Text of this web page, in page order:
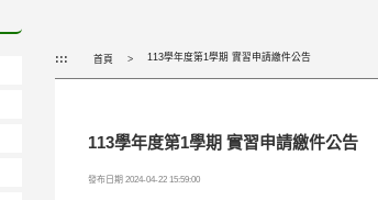
::: 首頁 113學年度第1學期 實習申請繳件公告
113學年度第1學期 實習申請繳件公告
發布日期 2024-04-22 15:59:00